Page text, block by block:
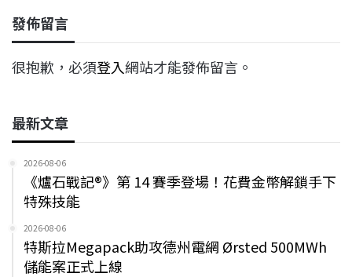
發佈留言
很抱歉，必須登入網站才能發佈留言。
最新文章
2026-08-06
《爐石戰記®》第 14 賽季登場！花費金幣解鎖手下
特殊技能
2026-08-06
特斯拉Megapack助攻德州電網 Ørsted 500MWh
儲能案正式上線